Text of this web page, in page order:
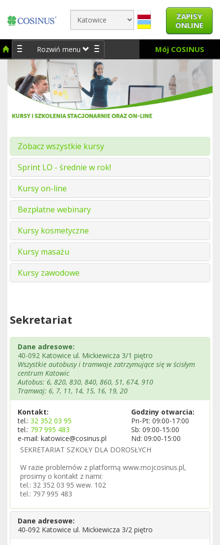
ZAPISY
ONLINE
Rozwiń menu Mój COSINUS
Zobacz wszystkie kursy
Sprint LO - średnie w rok!
Kursy on-line
Bezpłatne webinary
Kursy kosmetyczne
Kursy masażu
Kursy zawodowe
Sekretariat
Dane adresowe:
40-092 Katowice ul. Mickiewicza 3/1 piętro
Wszystkie autobusy i tramwaje zatrzymujące się w ścisłym
centrum Katowic
Autobus: 6, 820, 830, 840, 860, 51, 674, 910
Tramwaj: 6, 7, 11, 14, 15, 16, 19, 20
Kontakt:
tel.: 32 352 03 95
tel.: 797 995 483
e-mail: katowice@cosinus.pl
Godziny otwarcia:
Pn-Pt: 09:00-17:00
Sb: 09:00-15:00
Nd: 09:00-15:00
SEKRETARIAT SZKOŁY DLA DOROSŁYCH
W razie problemów z platformą www.mojcosinus.pl,
prosimy o kontakt z nami:
tel.: 32 352 03 95 wew. 102
tel.: 797 995 483
Dane adresowe:
40-092 Katowice ul. Mickiewicza 3/2 piętro